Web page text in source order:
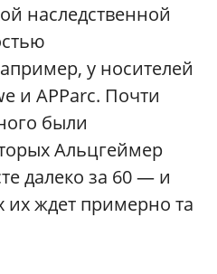
наследственной
у носителей
и APParc. Почти
были
Альцгеймер
далеко за 60 — и
их ждет примерно та